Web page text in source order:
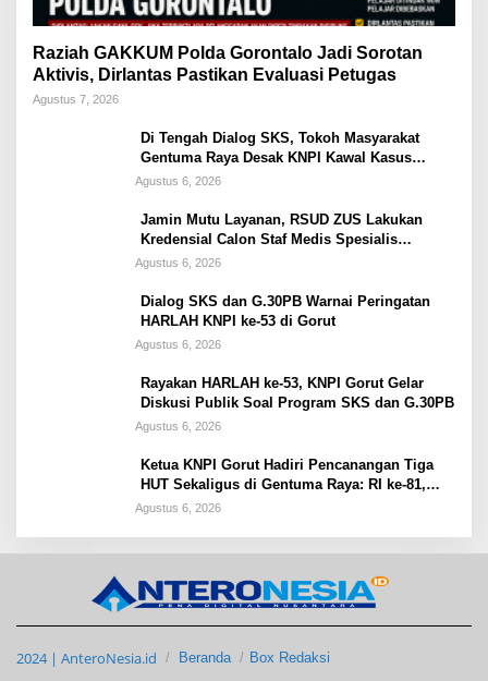
Raziah GAKKUM Polda Gorontalo Jadi Sorotan
Aktivis, Dirlantas Pastikan Evaluasi Petugas
Agustus 7, 2026
Di Tengah Dialog SKS, Tokoh Masyarakat
Gentuma Raya Desak KNPI Kawal Kasus
Kematian Remaja yang Masih Misteri
Agustus 6, 2026
Jamin Mutu Layanan, RSUD ZUS Lakukan
Kredensial Calon Staf Medis Spesialis
Konservasi Gigi
Agustus 6, 2026
Dialog SKS dan G.30PB Warnai Peringatan
HARLAH KNPI ke-53 di Gorut
Agustus 6, 2026
Rayakan HARLAH ke-53, KNPI Gorut Gelar
Diskusi Publik Soal Program SKS dan G.30PB
Agustus 6, 2026
Ketua KNPI Gorut Hadiri Pencanangan Tiga
HUT Sekaligus di Gentuma Raya: RI ke-81,
Pramuka ke-65, dan Kecamatan ke-17
Agustus 6, 2026
2024 | AnteroNesia.id Beranda Box Redaksi